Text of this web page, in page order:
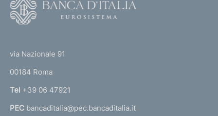
r
n
a
via Nazionale 91
00184 Roma
Tel +39 06 47921
PEC bancaditalia@pec.bancaditalia.it